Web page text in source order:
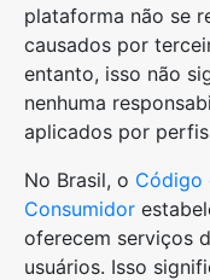
plataforma não se
causados por
entanto, isso não
nenhuma
aplicados por
No Brasil, o Código
Consumidor
oferecem serviços
usuários. Isso